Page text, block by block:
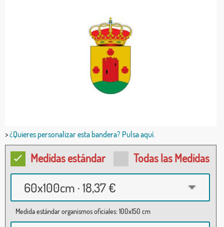
>¿Quieres personalizar esta bandera? Pulsa aquí.
Medidas estándar Todas las Medidas
60x100cm · 18,37 €
Medida estándar organismos oficiales: 100x150 cm